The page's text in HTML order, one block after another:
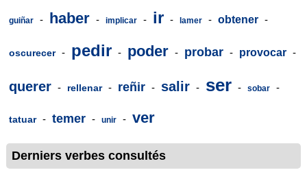
guiñar - haber - implicar - ir - lamer - obtener -
oscurecer - pedir - poder - probar - provocar -
querer - rellenar - reñir - salir - ser - sobar -
tatuar - temer - unir - ver
Derniers verbes consultés